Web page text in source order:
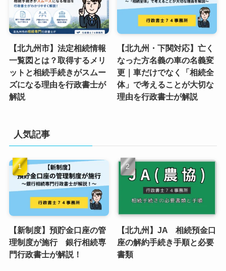
【北九州市】法定相続情報
一覧図とは？取得するメリ
ットと相続手続きがスムー
ズになる理由を行政書士が
解説
【北九州・下関対応】亡く
なった方名義の車の名義変
更｜車だけでなく「相続全
体」で考えることが大切な
理由を行政書士が解説
人気記事
【新制度】預貯金口座の管
理制度が施行 銀行相続専
門行政書士が解説！
【北九州】JA 相続預金口
座の解約手続き手順と必要
書類